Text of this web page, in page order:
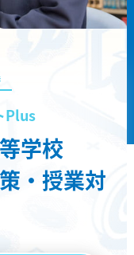
Plus
学校
・授業対